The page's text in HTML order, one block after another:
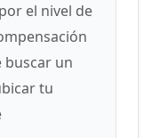
el nivel de
buscar un
tu